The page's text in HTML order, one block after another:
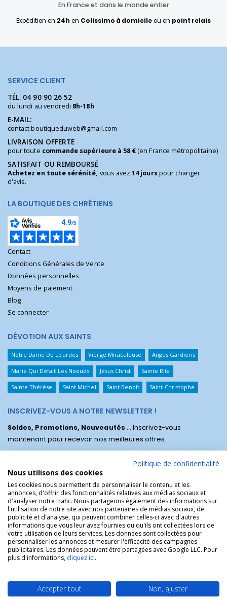
En France et dans le monde entier
Expédition en 24h en Colissimo à domicileou en point relais
SERVICE CLIENT
TÉL. 04 90 90 26 52
du lundi au vendredi 8h-18h
E-MAIL:
contact.boutiqueduweb@gmail.com
LIVRAISON OFFERTE
pour toute commande supérieure à 58 €(en France métropolitaine)
SATISFAIT OU REMBOURSÉ
Achetez en toute sérénité, vous avez14 jours pour changer
d'avis.
LA BOUTIQUE DES CHRÉTIENS
Contact
Conditions Générales de Vente
Données personnelles
Moyens de paiement
Blog
Se connecter
DÉVOTION AUX SAINTS
Notre Dame De Lourdes Vierge Miraculeuse Anges Gardiens
Marie Qui Défait Les Noeuds Jésus Christ Sainte Rita
Sainte Thérèse Saint Michel Saint Benoît Saint Christophe
INSCRIVEZ-VOUS A NOTRE NEWSLETTER !
Soldes, Promotions, Nouveautés ... Inscrivez-vous
maintenant pour recevoir nos meilleures offres.
La Boutique des Chrétiens © | La boutique religieuse chrétienne de
référence !.
Politique de confidentialité
Nous utilisons des cookies
Les cookies nous permettent de personnaliser le contenu et les
annonces, d'offrir des fonctionnalités relatives aux médias sociaux et
d'analyser notre trafic. Nous partageons également des informations sur
l'utilisation de notre site avec nos partenaires de médias sociaux, de
publicité et d'analyse, qui peuvent combiner celles-ci avec d'autres
informations que vous leur avez fournies ou qu'ils ont collectées lors de
votre utilisation de leurs services. Les données sont collectées pour
personnaliser les annonces et mesurer l'efficacité des campagnes
publicitaires. Les données peuvent être partagées avec Google LLC. Pour
plus d'informations, cliquez ici.
Accepter tout Non, ajuster